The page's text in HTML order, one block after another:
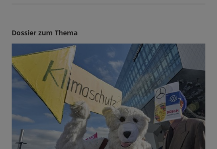
Dossier zum Thema